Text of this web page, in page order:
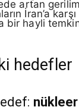
artan
İran’a
bir hayli
hedefler